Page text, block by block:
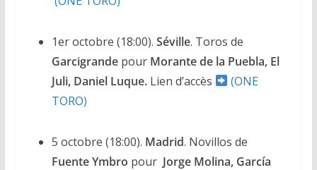
1er octobre (18:00). Séville. Toros de
Garcigrandepour Morante de la Puebla, El
Juli, Daniel Luque.Lien d’accès
(ONE
TORO)
5 octobre (18:00). Madrid. Novillos de
Fuente Ymbro pour Jorge Molina, García